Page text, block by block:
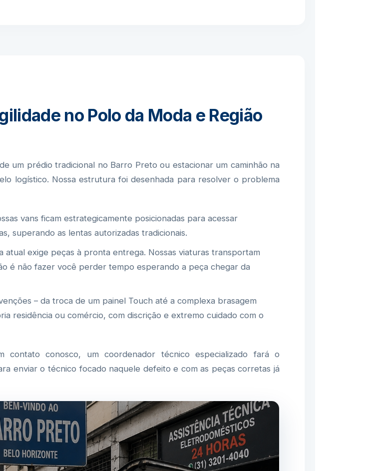
no Polo da Moda e Região
um prédio tradicional no Barro Preto ou estacionar um caminhão na
logístico. Nossa estrutura foi desenhada para resolver o problema
vans ficam estrategicamente posicionadas para acessar
superando as lentas autorizadas tradicionais.
atual exige peças à pronta entrega. Nossas viaturas transportam
é não fazer você perder tempo esperando a peça chegar da
– da troca de um painel Touch até a complexa brasagem
residência ou comércio, com discrição e extremo cuidado com o
contato conosco, um coordenador técnico especializado fará o
enviar o técnico focado naquele defeito e com as peças corretas já